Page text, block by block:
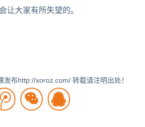
让大家有所失望的。
布http://xoroz.com/ 转载请注明出处！